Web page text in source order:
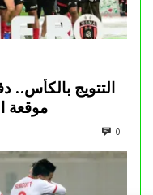
التتويج بالكأس..
موقعة
0